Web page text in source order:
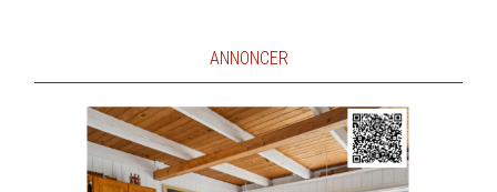
ANNONCER